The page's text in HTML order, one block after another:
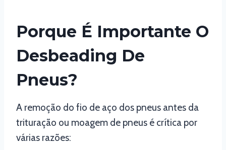
Porque É Importante O
Desbeading De
Pneus?
A remoção do fio de aço dos pneus antes da
trituração ou moagem de pneus é crítica por
várias razões: